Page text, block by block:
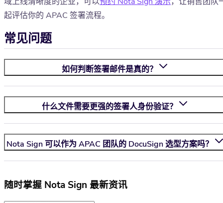
起评估你的 APAC 签署流程。
常见问题
如何判断签署邮件是真的？
什么文件需要更强的签署人身份验证？
Nota Sign可以作为 APAC 团队的 DocuSign 选型方案吗？
随时掌握 Nota Sign 最新资讯